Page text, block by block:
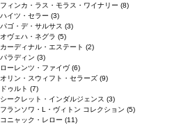
フィンカ・ラス・モラス・ワイナリー (8)
ハイツ・セラー (3)
パゴ・デ・サルサス (3)
オヴェハ・ネグラ (5)
カーディナル・エステート (2)
パラディン (3)
ローレンツ・ファイヴ(6)
オリン・スウィフト・セラーズ (9)
ドゥルト (7)
シークレット・インダルジェンス (3)
フランソワ・L・ヴィトン コレクション (5)
コニャック・レロー (11)